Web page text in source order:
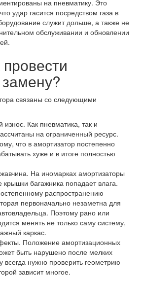
на пневматику. Это
удар гасится посредством газа в
служит дольше, а также не
обслуживании и обновлении
связаны со следующими
износ. Как пневматика, так и
на ограниченный ресурс.
что в амортизатор постепенно
хуже и в итоге полностью
На иномарках амортизаторы
крышки багажника попадает влага.
распространению
первоначально незаметна для
Поэтому рано или
менять не только саму систему,
каркас.
Положение амортизационных
быть нарушено после мелких
нужно проверить геометрию
зависит многое.